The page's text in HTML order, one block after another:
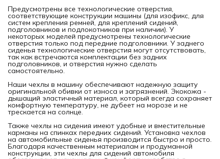
Предусмотрены все технологические отверстия,
соответствующие конструкции машины (для изофикс, для
систем крепления ремней, для креплений сидений,
подголовников и подлокотников при наличии). У
некоторых моделей предусмотрены технологические
отверстия только под передние подголовники. У заднего
сиденья технологические отверстия могут отсутствовать,
так как встречаются комплектации без задних
подголовников, и отверстия нужно сделать
самостоятельно.
Наши чехлы в машину обеспечивают надежную защиту
оригинальной обивки от износа и загрязнений. Экокожа -
дышащий эластичный материал, который всегда сохраняет
комфортную температуру, не дубеет на морозе и не
трескается на солнце.
Также чехлы на сидения имеют удобные и вместительные
карманы на спинках передних сидений. Установка чехлов
на автомобильные сиденья производится быстро и просто.
Благодаря качественным материалам и продуманной
конструкции, эти чехлы для сидений автомобиля